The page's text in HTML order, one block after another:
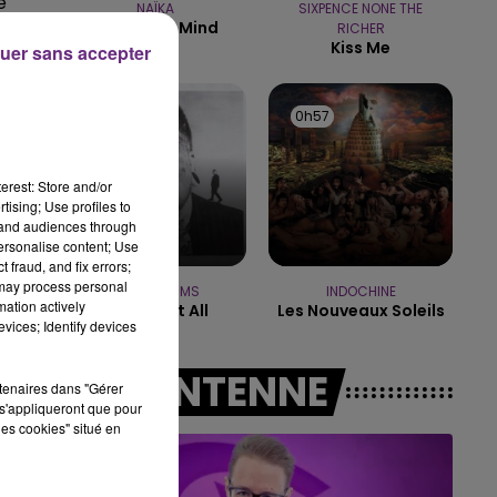
10h00 - 14h00
LE TICKET DE CAISSE
NAÏKA
One Track Mind
SIXPENCE NONE THE
RICHER
Kiss Me
TEDDY SWIMS
Mr Know It All
0h57
0h57
INDOCHINE
Les Nouveaux Soleils
A L'ANTENNE
Store and/or
Use profiles to
audiences through
content; Use
fraud, and fix errors;
process personal
actively
Identify devices
dans "Gérer
que pour
cookies" situé en
sans accepter